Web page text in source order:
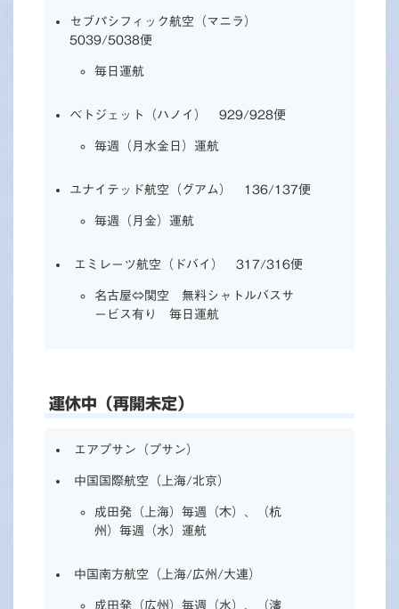
セブパシフィック航空（マニラ）
5039/5038便
毎日運航
ベトジェット（ハノイ） 929/928便
毎週（月水金日）運航
ユナイテッド航空（グアム） 136/137便
毎週（月金）運航
エミレーツ航空（ドバイ） 317/316便
名古屋⇔関空 無料シャトルバスサ
ービス有り 毎日運航
運休中（再開未定）
エアプサン（プサン）
中国国際航空（上海/北京）
成田発（上海）毎週（木）、（杭
州）毎週（水）運航
中国南方航空（上海/広州/大連）
成田発（広州）毎週（水）、（瀋